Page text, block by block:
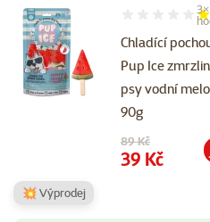
Chladící
Pup Ice
psy vodní
90g
Hodnocení
3×
Původní cena
89 Kč
Cena
39 Kč
💥 Výprodej